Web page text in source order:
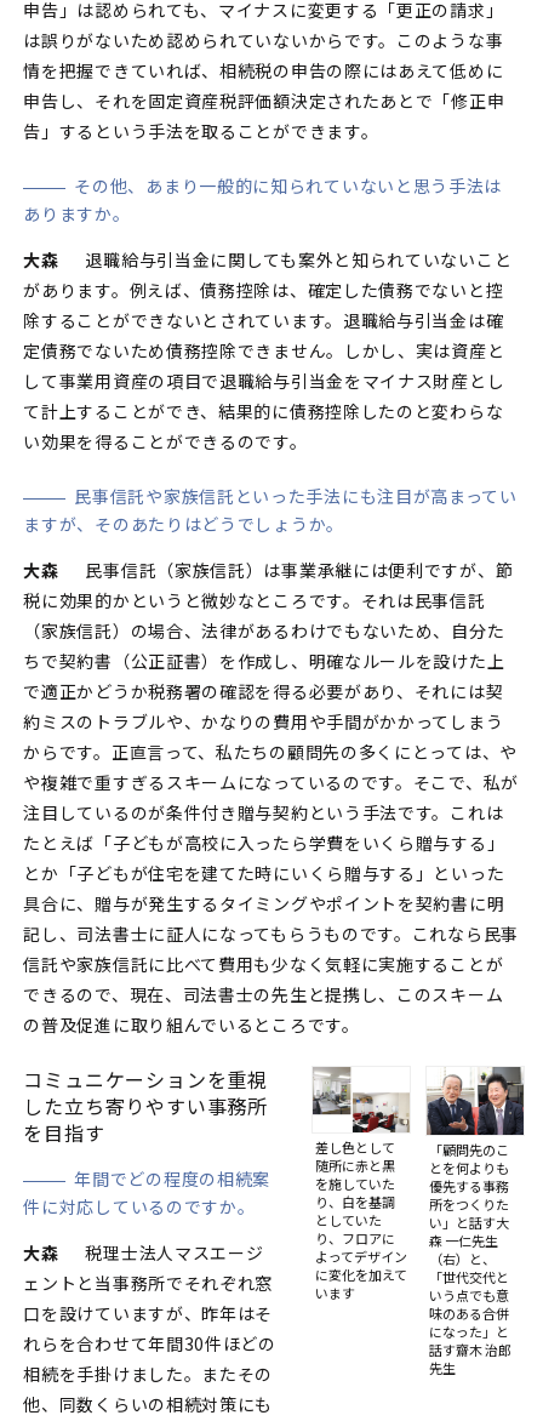
申告」は認められても、マイナスに変更する「更正の請求」
は誤りがないため認められていないからです。このような事
情を把握できていれば、相続税の申告の際にはあえて低めに
申告し、それを固定資産税評価額決定されたあとで「修正申
告」するという手法を取ることができます。
その他、あまり一般的に知られていないと思う手法は
ありますか。
大森
退職給与引当金に関しても案外と知られていないこと
があります。例えば、債務控除は、確定した債務でないと控
除することができないとされています。退職給与引当金は確
定債務でないため債務控除できません。しかし、実は資産と
して事業用資産の項目で退職給与引当金をマイナス財産とし
て計上することができ、結果的に債務控除したのと変わらな
い効果を得ることができるのです。
民事信託や家族信託といった手法にも注目が高まってい
ますが、そのあたりはどうでしょうか。
大森
民事信託（家族信託）は事業承継には便利ですが、節
税に効果的かというと微妙なところです。それは民事信託
（家族信託）の場合、法律があるわけでもないため、自分た
ちで契約書（公正証書）を作成し、明確なルールを設けた上
で適正かどうか税務署の確認を得る必要があり、それには契
約ミスのトラブルや、かなりの費用や手間がかかってしまう
からです。正直言って、私たちの顧問先の多くにとっては、や
や複雑で重すぎるスキームになっているのです。そこで、私が
注目しているのが条件付き贈与契約という手法です。これは
たとえば「子どもが高校に入ったら学費をいくら贈与する」
とか「子どもが住宅を建てた時にいくら贈与する」といった
具合に、贈与が発生するタイミングやポイントを契約書に明
記し、司法書士に証人になってもらうものです。これなら民事
信託や家族信託に比べて費用も少なく気軽に実施することが
できるので、現在、司法書士の先生と提携し、このスキーム
の普及促進に取り組んでいるところです。
差し色として
随所に赤と黒
を施していた
り、白を基調
としていた
り、フロアに
よってデザイン
に変化を加えて
います
「顧問先のこ
とを何よりも
優先する事務
所をつくりた
い」と話す大
森 一仁先生
（右）と、
「世代交代と
いう点でも意
味のある合併
になった」と
話す齋木 治郎
先生
コミュニケーションを重視
した立ち寄りやすい事務所
を目指す
年間でどの程度の相続案
件に対応しているのですか。
大森
税理士法人マスエージ
ェントと当事務所でそれぞれ窓
口を設けていますが、昨年はそ
れらを合わせて年間30件ほどの
相続を手掛けました。またその
他、同数くらいの相続対策にも